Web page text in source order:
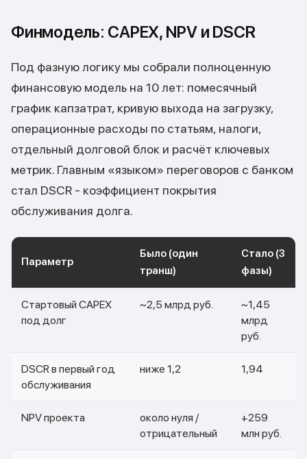
Финмодель: CAPEX, NPV и DSCR
Под фазную логику мы собрали полноценную
финансовую модель на 10 лет: помесячный
график капзатрат, кривую выхода на загрузку,
операционные расходы по статьям, налоги,
отдельный долговой блок и расчёт ключевых
метрик. Главным «языком» переговоров с банком
стал DSCR - коэффициент покрытия
обслуживания долга.
Параметр
Было (один
транш)
Стало (3
фазы)
Стартовый CAPEX
под долг
~2,5 млрд руб.
~1,45
млрд
руб.
DSCR в первый год
обслуживания
ниже 1,2 1,94
NPV проекта
около нуля /
отрицательный
+259
млн руб.